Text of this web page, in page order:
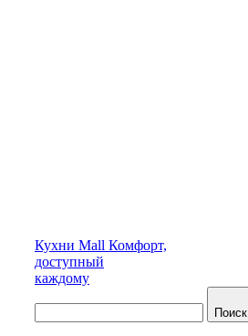
Кухни Mall Комфорт,
доступный
каждому
Поиск